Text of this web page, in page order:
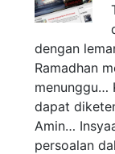
dengan
Ramadhan
menunggu…
dapat
Amin…
persoalan